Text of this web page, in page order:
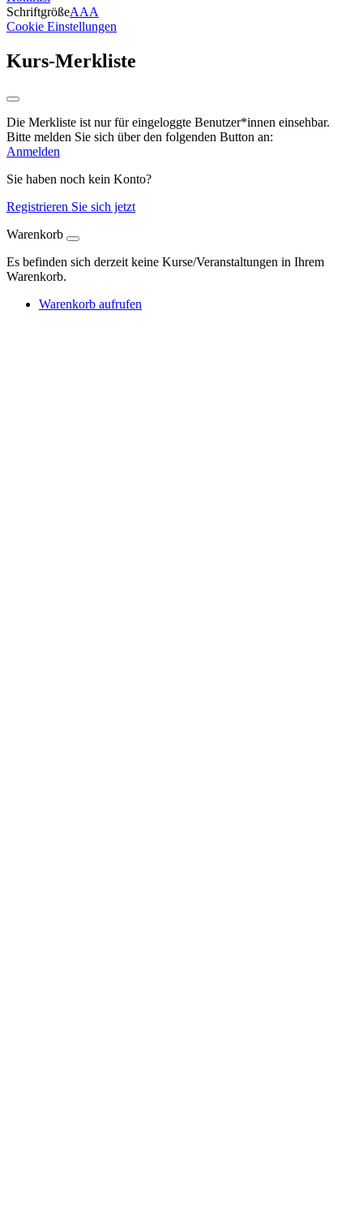
SchriftgrößeAAA
Cookie Einstellungen
Kurs-Merkliste
Die Merkliste ist nur für eingeloggte Benutzer*innen einsehbar.
Bitte melden Sie sich über den folgenden Button an:
Anmelden
Sie haben noch kein Konto?
Registrieren Sie sich jetzt
Warenkorb
Es befinden sich derzeit keine Kurse/Veranstaltungen in Ihrem
Warenkorb.
Warenkorb aufrufen